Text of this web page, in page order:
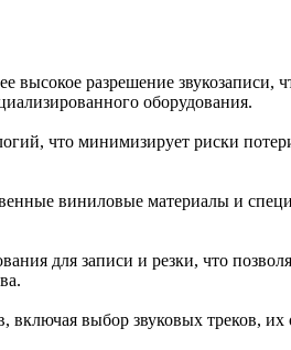
разрешение звукозаписи,
оборудования.
что минимизирует риски
виниловые материалы и
для записи и резки, что
выбор звуковых треков,